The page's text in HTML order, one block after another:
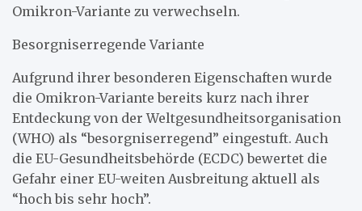
Omikron-Variante zu verwechseln.
Besorgniserregende Variante
Aufgrund ihrer besonderen Eigenschaften wurde
die Omikron-Variante bereits kurz nach ihrer
Entdeckung von der Weltgesundheitsorganisation
(WHO) als “besorgniserregend” eingestuft. Auch
die EU-Gesundheitsbehörde (ECDC) bewertet die
Gefahr einer EU-weiten Ausbreitung aktuell als
“hoch bis sehr hoch”.